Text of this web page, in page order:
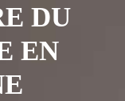
DU
EN